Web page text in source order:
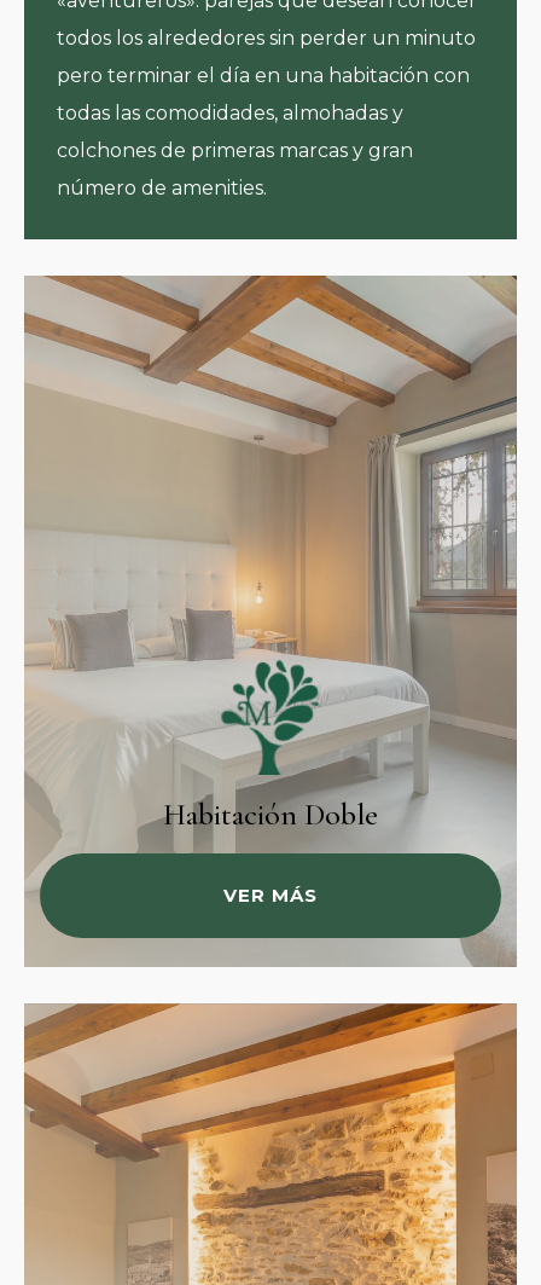
todos los alrededores sin perder un minuto
pero terminar el día en una habitación con
todas las comodidades, almohadas y
colchones de primeras marcas y gran
número de amenities.
Habitación Doble
VER MÁS